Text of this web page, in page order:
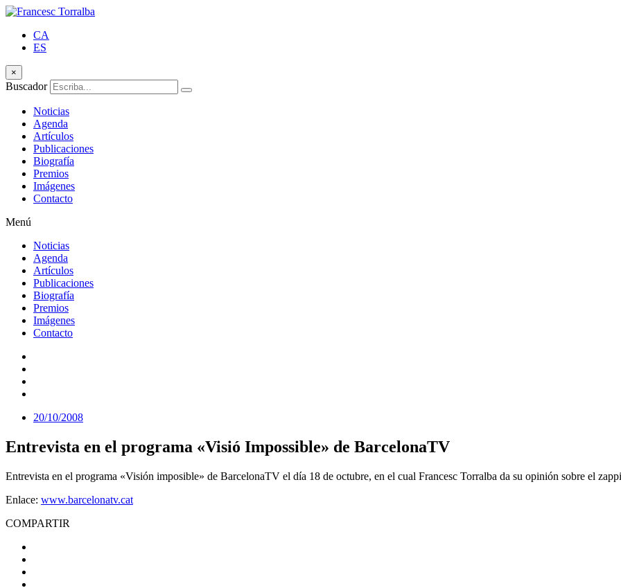
CA
ES
×
Buscador
Noticias
Agenda
Artículos
Publicaciones
Biografía
Premios
Imágenes
Contacto
Menú
Noticias
Agenda
Artículos
Publicaciones
Biografía
Premios
Imágenes
Contacto
20/10/2008
Entrevista en el programa «Visió Impossible» de BarcelonaTV
Entrevista en el programa «Visión imposible» de BarcelonaTV el día 18 de octubre, en el cual Francesc Torralba da su opinión sobre el
Enlace: www.barcelonatv.cat
COMPARTIR